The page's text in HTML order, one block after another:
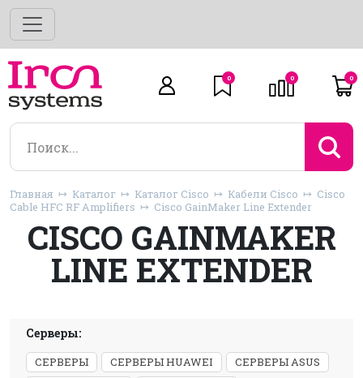
0 0 0
Главная Каталог Каталог Cisco Кабели Cisco
Cisco
Cable HFC RF Amplifiers
Cisco GainMaker Line Extender
CISCO GAINMAKER
LINE EXTENDER
Серверы:
СЕРВЕРЫ СЕРВЕРЫ HUAWEI
СЕРВЕРЫ ASUS